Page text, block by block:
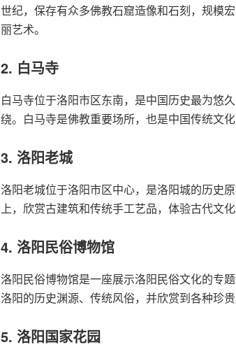
世纪，保存有众多佛教石窟造像和石刻，规模
丽艺术。
2. 白马寺
白马寺位于洛阳市区东南，是中国历史最为悠
绕。白马寺是佛教重要场所，也是中国传统文
3. 洛阳老城
洛阳老城位于洛阳市区中心，是洛阳城的历史
上，欣赏古建筑和传统手工艺品，体验古代文化
4. 洛阳民俗博物馆
洛阳民俗博物馆是一座展示洛阳民俗文化的专
洛阳的历史渊源、传统风俗，并欣赏到各种珍贵
5. 洛阳国家花园